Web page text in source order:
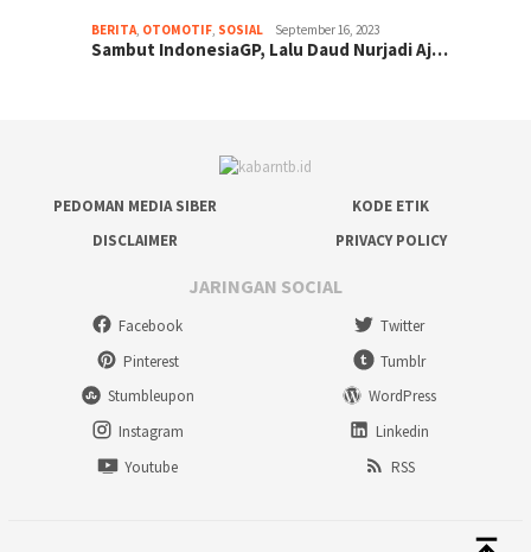
BERITA, OTOMOTIF, SOSIAL September 16, 2023
Sambut IndonesiaGP, Lalu Daud Nurjadi Aj…
PEDOMAN MEDIA SIBER
KODE ETIK
DISCLAIMER
PRIVACY POLICY
JARINGAN SOCIAL
Facebook
Twitter
Pinterest
Tumblr
Stumbleupon
WordPress
Instagram
Linkedin
Youtube
RSS